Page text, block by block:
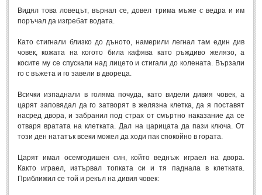
Персия (1)
ПОЖЕЛАНИЯ
Рожден ден (4)
Баба Марта (4)
Видял това ловецът, върнал се, довел трима мъже с ведра и им
поръчал да изгребат водата.
Като стигнали близко до дъното, намерили легнал там един див
човек, кожата на когото била кафява като ръждиво желязо, а
косите му се спускали над лицето и стигали до колената. Вързали
го с въжета и го завели в двореца.
Всички изпаднали в голяма почуда, като видели дивия човек, а
царят заповядал да го затворят в желязна клетка, да я поставят
насред двора, и забранил под страх от смъртно наказание да се
отваря вратата на клетката. Дал на царицата да пази ключа. От
този ден нататък всеки можел да ходи пак спокойно в гората.
Царят имал осемгодишен син, който веднъж играел на двора.
Както играел, изтървал топката си и тя паднала в клетката.
Приближил се той и рекъл на дивия човек: